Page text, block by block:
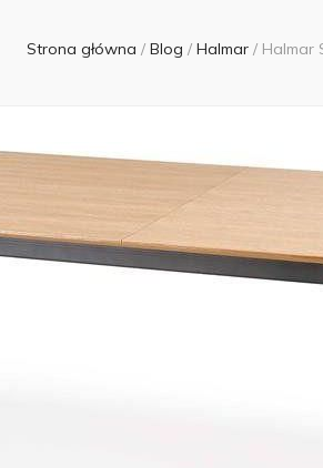
Strona główna / Blog / Halmar / Halmar